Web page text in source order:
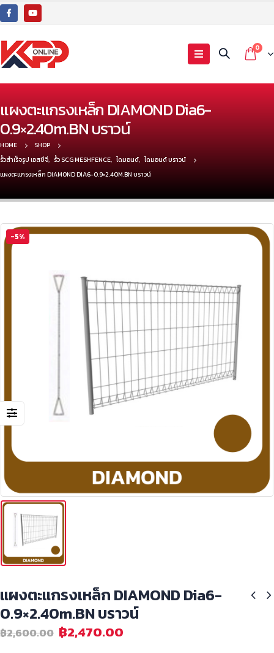
0
แผงตะแกรงเหล็ก DIAMOND Dia6-
0.9×2.40m.BN บราวน์
HOME
SHOP
รั้วสำเร็จรูป เอสซีจี, รั้ว SCG MESHFENCE, ไดมอนด์, ไดมอนด์ บราวน์
แผงตะแกรงเหล็ก DIAMOND DIA6-0.9×2.40M.BN บราวน์
-5%
แผงตะแกรงเหล็ก DIAMOND Dia6-
0.9×2.40m.BN บราวน์
฿2,600.00 ฿2,470.00